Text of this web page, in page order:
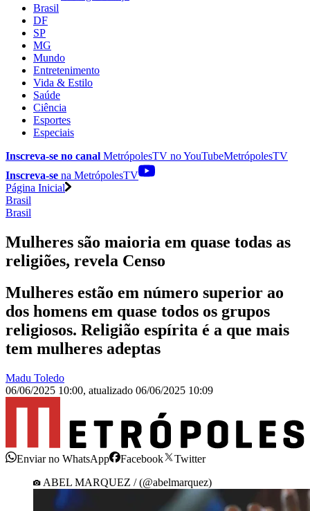
Brasil
DF
SP
MG
Mundo
Entretenimento
Vida & Estilo
Saúde
Ciência
Esportes
Especiais
Inscreva-se no canal MetrópolesTV noYouTubeMetrópolesTV
Inscreva-se na MetrópolesTV
Página Inicial
Brasil
Brasil
Mulheres são maioria em quase todas as
religiões, revela Censo
Mulheres estão em número superior ao
dos homens em quase todos os grupos
religiosos. Religião espírita é a que mais
tem mulheres adeptas
Madu Toledo
06/06/2025 10:00, atualizado 06/06/2025 10:09
Enviar no WhatsApp Facebook
Twitter
ABEL MARQUEZ / (@abelmarquez)